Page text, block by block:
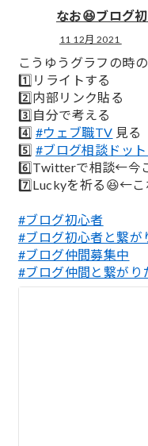
なお😆ブログ
11 12月 2021
こうゆうグラフの時
1️⃣リライトする
2️⃣内部リンク貼る
3️⃣自分で考える
4️⃣ #ウェブ職TV 見る
5️⃣ #ブログ相談ドッ
6️⃣Twitterで相談←今
7️⃣Luckyを祈る😆←こ
#ブログ初心者
#ブログ初心者と繋が
#ブログ仲間募集中
#ブログ仲間と繋がり